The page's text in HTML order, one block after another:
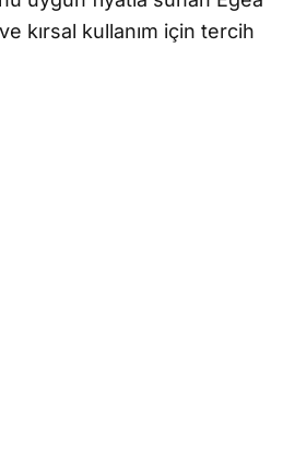
kırsal kullanım için tercih